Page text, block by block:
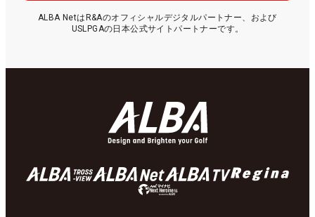
ALBA NetはR&Aのオフィシャルデジタルパートナー、および
USLPGAの日本公式サイトパートナーです。